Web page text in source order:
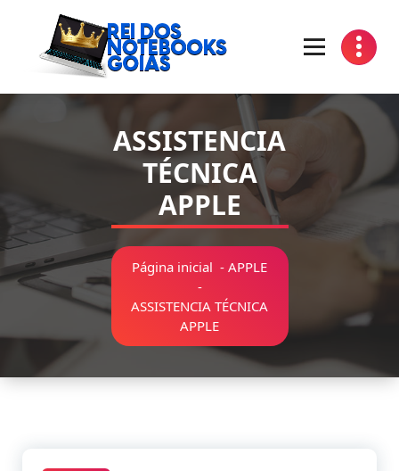
conteúdo
ASSISTENCIA
TÉCNICA
APPLE
Página inicial - APPLE
-
ASSISTENCIA TÉCNICA
APPLE